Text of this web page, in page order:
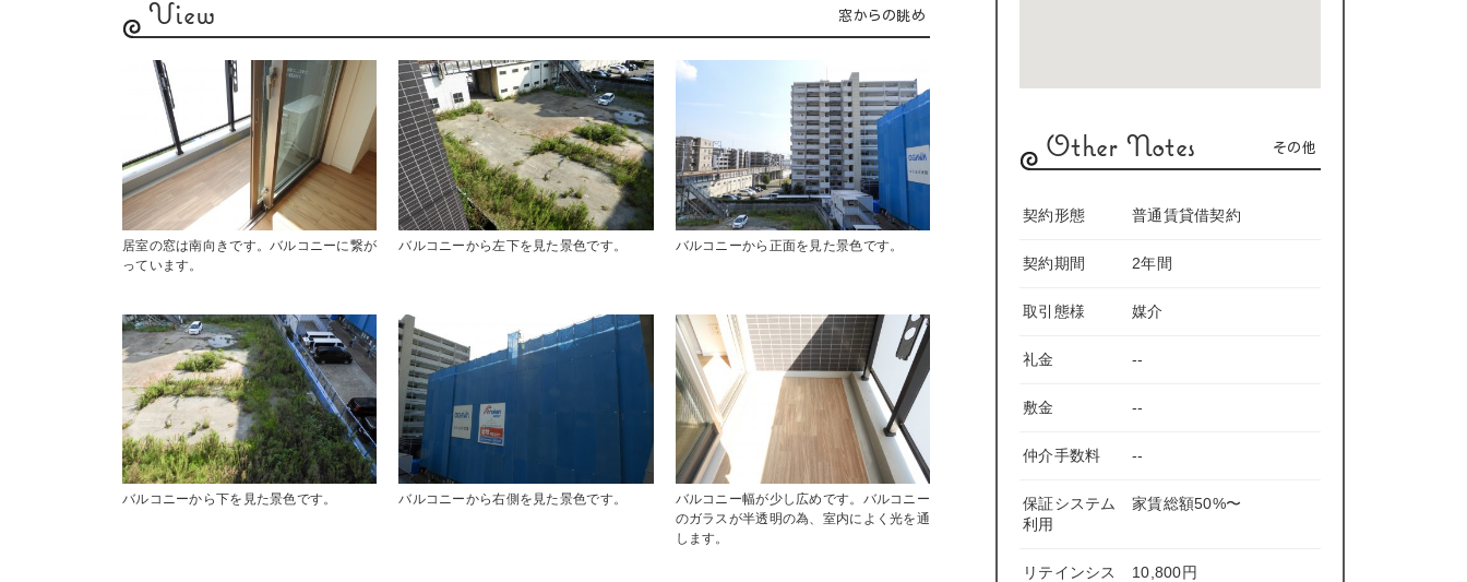
View 窓からの眺め
居室の窓は南向きです。バルコニーに繋が
っています。
バルコニーから左下を見た景色です。 バルコニーから正面を見た景色です。
バルコニーから下を見た景色です。 バルコニーから右側を見た景色です。
バルコニー幅が少し広めです。バルコニー
のガラスが半透明の為、室内によく光を通
します。
Other Notes その他
契約形態 普通賃貸借契約
契約期間 2年間
取引態様 媒介
礼金 --
敷金 --
仲介手数料 --
保証システム
利用
家賃総額50%〜
リテインシス
10,800円